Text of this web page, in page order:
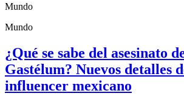
Mundo
Mundo
¿Qué se sabe del asesinato
Gastélum? Nuevos detalles
influencer mexicano